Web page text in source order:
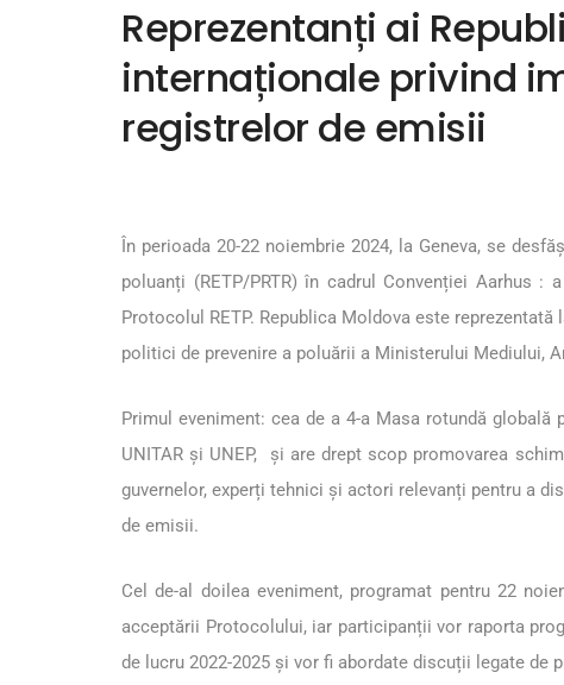
Reprezentanți ai
internaționale privind
registrelor de emisii
În perioada 20-22 noiembrie 2024, la Geneva, se
poluanți (RETP/PRTR) în cadrul Convenției Aarhus
Protocolul RETP. Republica Moldova este
politici de prevenire a poluării a Ministerului Mediului,
Primul eveniment: cea de a 4-a Masa rotundă globală
UNITAR și UNEP, și are drept scop promovarea
guvernelor, experți tehnici și actori relevanți pentru a
de emisii.
Cel de-al doilea eveniment, programat pentru 22
acceptării Protocolului, iar participanții vor raporta
de lucru 2022-2025 și vor fi abordate discuții legate de